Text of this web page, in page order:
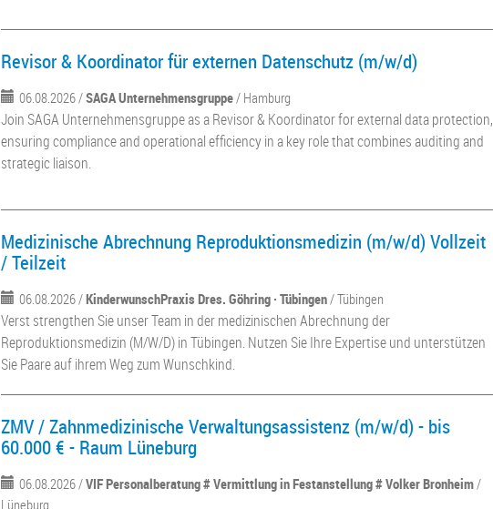
Revisor & Koordinator für externen Datenschutz (m/w/d)
06.08.2026 /SAGA Unternehmensgruppe/ Hamburg
Join SAGA Unternehmensgruppe as a Revisor & Koordinator for external data protection,
ensuring compliance and operational efficiency in a key role that combines auditing and
strategic liaison.
Medizinische Abrechnung Reproduktionsmedizin (m/w/d) Vollzeit
/ Teilzeit
06.08.2026 /KinderwunschPraxis Dres. Göhring · Tübingen/ Tübingen
Verst strengthen Sie unser Team in der medizinischen Abrechnung der
Reproduktionsmedizin (M/W/D) in Tübingen. Nutzen Sie Ihre Expertise und unterstützen
Sie Paare auf ihrem Weg zum Wunschkind.
ZMV / Zahnmedizinische Verwaltungsassistenz (m/w/d) - bis
60.000 € - Raum Lüneburg
06.08.2026 /VIF Personalberatung # Vermittlung in Festanstellung # Volker Bronheim/
Lüneburg